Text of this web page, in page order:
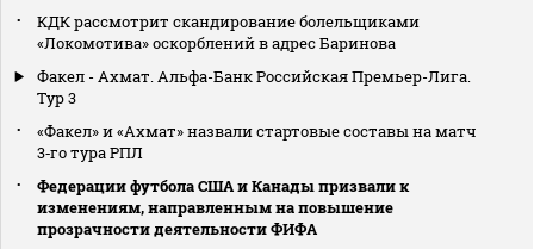
КДК рассмотрит скандирование болельщиками
«Локомотива» оскорблений в адрес Баринова
Факел - Ахмат. Альфа-Банк Российская Премьер-Лига.
Тур 3
«Факел» и «Ахмат» назвали стартовые составы на матч
3‑го тура РПЛ
Федерации футбола США и Канады призвали к
изменениям, направленным на повышение
прозрачности деятельности ФИФА